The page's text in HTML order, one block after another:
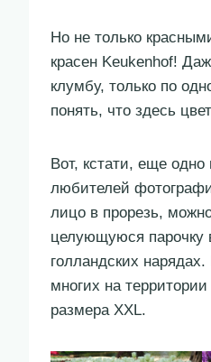
Но не только
красен Keukenhof!
клумбу, только по
понять, что здесь
Вот, кстати, еще одно
любителей
лицо в прорезь,
целующуюся парочку
голландских
многих на
размера XXL.